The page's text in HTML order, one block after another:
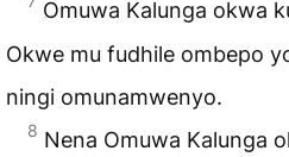
Omuwa Kalunga okwa
Okwe mu fudhile ombepo
ningi omunamwenyo.
8 Nena Omuwa Kalunga